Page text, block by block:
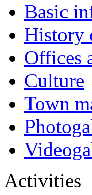
Basic
History
Offices
Culture
Town
Activities